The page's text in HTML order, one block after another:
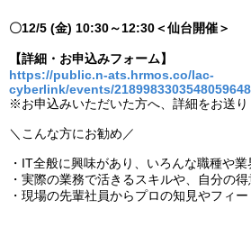
〇12/5 (金) 10:30～12:30＜仙台開催＞
【詳細・お申込みフォーム】
https://public.n-ats.hrmos.co/lac-
cyberlink/events/2189983303548059648
※お申込みいただいた方へ、詳細をお送り
＼こんな方にお勧め／
・IT全般に興味があり、いろんな職種や
・実際の業務で活きるスキルや、自分の
・現場の先輩社員からプロの知見やフィ